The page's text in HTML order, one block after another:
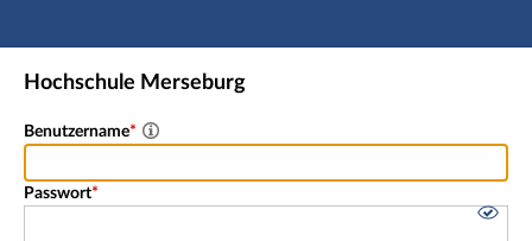
Hauptnavigation
Freier Zugang
Nutzerdaten abrufen
Fußzeile
Hochschule Merseburg
Benutzername
Passwort